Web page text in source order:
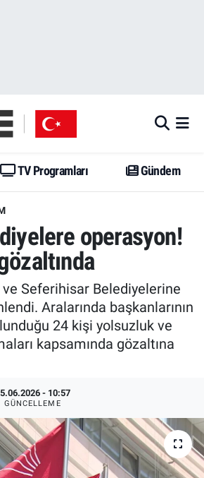
TV Programları Gündem
operasyon!
Seferihisar Belediyelerine
Aralarında başkanlarının
24 kişi yolsuzluk ve
kapsamında gözaltına
- 10:57
GÜNCELLEME
Vakitleri